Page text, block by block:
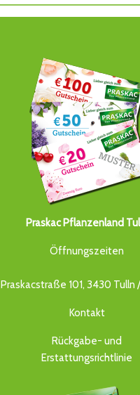
Praskac Pflanzenland
Öffnungszeiten
Praskacstraße 101, 3430 Tulln
Kontakt
Rückgabe- und
Erstattungsrichtlinie